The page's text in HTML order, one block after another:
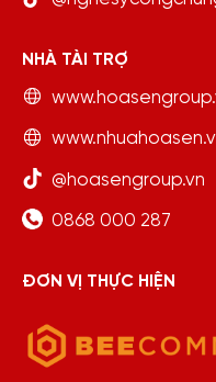
NHÀ TÀI TRỢ
@hoasengroup.vn
0868 000 287
ĐƠN VỊ THỰC HIỆN